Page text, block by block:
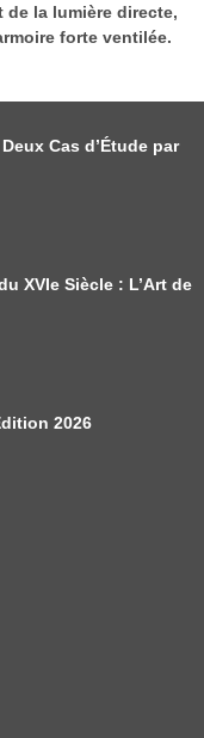
de la lumière directe,
forte ventilée.
Cas d’Étude par
XVIe Siècle : L’Art de
2026